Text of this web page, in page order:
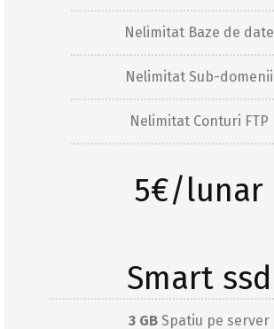
Nelimitat Baze de date
Nelimitat Sub-domenii
Nelimitat Conturi FTP
5€/lunar
Smart ssd
3 GBSpatiu pe server